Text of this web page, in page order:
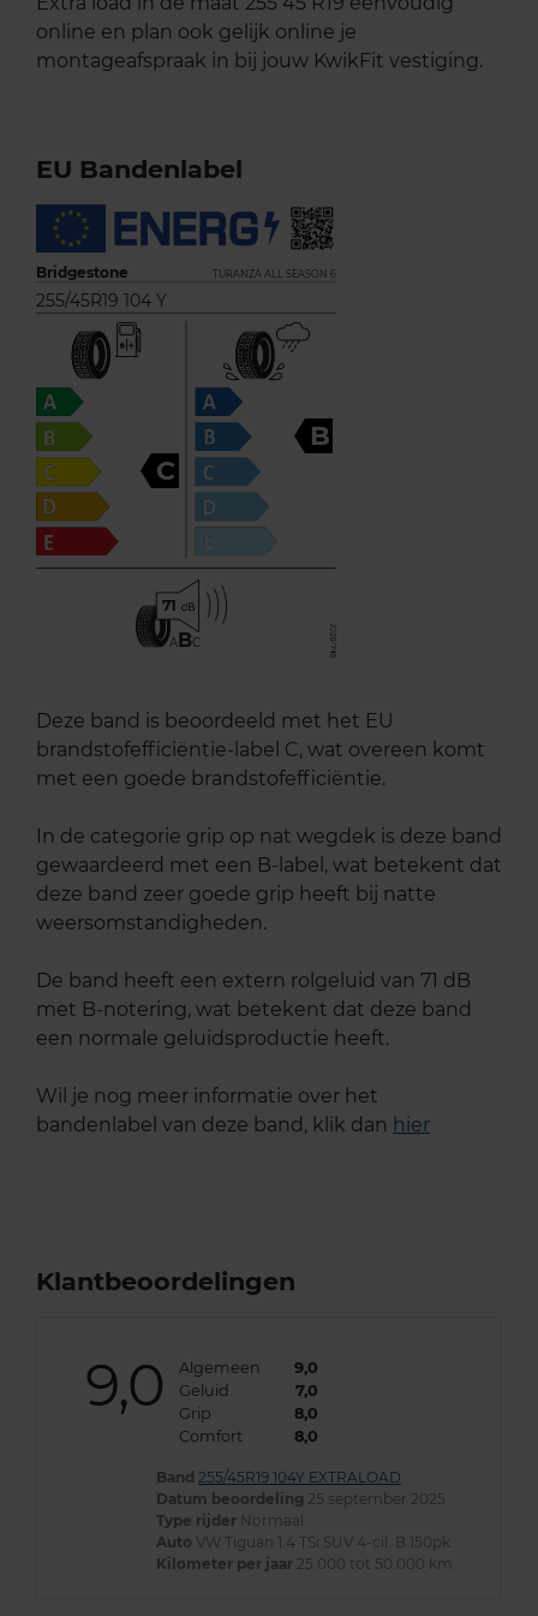
online en plan ook gelijk online je
montageafspraak in bij jouw KwikFit vestiging.
EU Bandenlabel
Bridgestone TURANZA ALL SEASON 6
255/45R19 104 Y
C
B
71
ABC
Deze band is beoordeeld met het EU
brandstofefficiëntie-label C, wat overeen komt
met een goede brandstofefficiëntie.
In de categorie grip op nat wegdek is deze band
gewaardeerd met een B-label, wat betekent dat
deze band zeer goede grip heeft bij natte
weersomstandigheden.
De band heeft een extern rolgeluid van 71 dB
met B-notering, wat betekent dat deze band
een normale geluidsproductie heeft.
Wil je nog meer informatie over het
bandenlabel van deze band, klik dan hier
Klantbeoordelingen
9,0 Algemeen
9,0
Geluid
7,0
Grip
8,0
Comfort
8,0
Band 255/45R19 104Y EXTRALOAD
Datum beoordeling 25 september 2025
Type rijder Normaal
Auto VW Tiguan 1.4 TSi SUV 4-cil. B 150pk
Kilometer per jaar 25.000 tot 50.000 km